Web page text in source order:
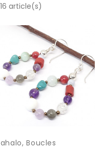
article(s)
Boucles